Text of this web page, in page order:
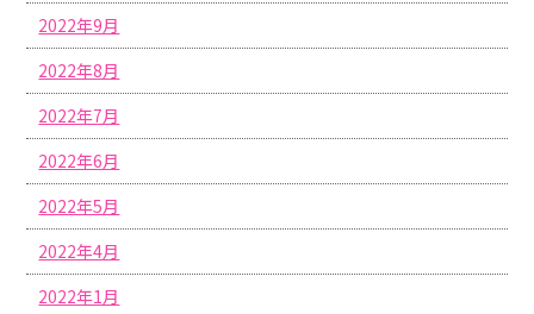
2022年9月
2022年8月
2022年7月
2022年6月
2022年5月
2022年4月
2022年1月